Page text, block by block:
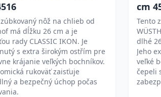
nôž na chlieb od
má dĺžku 26 cm a je
rady CLASSIC IKON. Je
s extra širokým ostřím pre
krájanie veľkých bochníkov.
rukoväť zaisťuje
a bezpečný úchop počas
cm
Tento
dlhé
Jeho
veľké
čepeli